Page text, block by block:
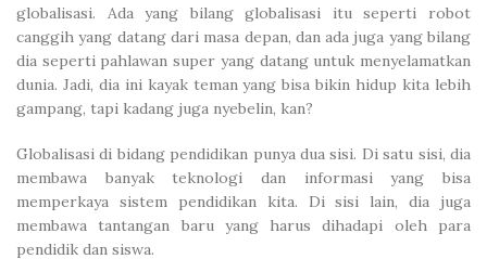
globalisasi. Ada yang bilang globalisasi itu seperti robot
canggih yang datang dari masa depan, dan ada juga yang bilang
dia seperti pahlawan super yang datang untuk menyelamatkan
dunia. Jadi, dia ini kayak teman yang bisa bikin hidup kita lebih
gampang, tapi kadang juga nyebelin, kan?
Globalisasi di bidang pendidikan punya dua sisi. Di satu sisi, dia
membawa banyak teknologi dan informasi yang bisa
memperkaya sistem pendidikan kita. Di sisi lain, dia juga
membawa tantangan baru yang harus dihadapi oleh para
pendidik dan siswa.